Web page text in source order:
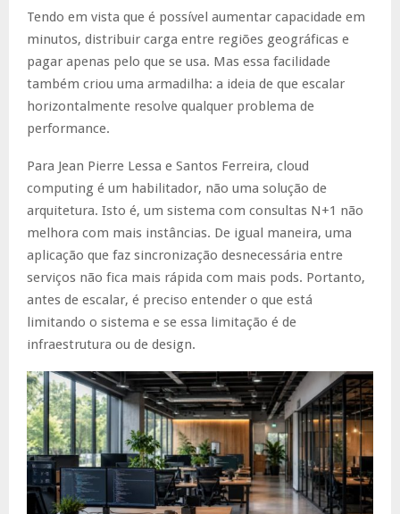
Tendo em vista que é possível aumentar capacidade em
minutos, distribuir carga entre regiões geográficas e
pagar apenas pelo que se usa. Mas essa facilidade
também criou uma armadilha: a ideia de que escalar
horizontalmente resolve qualquer problema de
performance.
Para Jean Pierre Lessa e Santos Ferreira, cloud
computing é um habilitador, não uma solução de
arquitetura. Isto é, um sistema com consultas N+1 não
melhora com mais instâncias. De igual maneira, uma
aplicação que faz sincronização desnecessária entre
serviços não fica mais rápida com mais pods. Portanto,
antes de escalar, é preciso entender o que está
limitando o sistema e se essa limitação é de
infraestrutura ou de design.